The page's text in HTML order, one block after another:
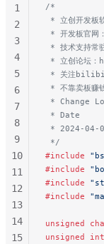
/*
* 立创开发板
* 开发板官网
* 技术支持常
* 立创论坛
* 关注bilibili
* 不靠卖板赚
* Change
* Date
* 2024-
*/
#include
#include
#include
#include
unsigned
unsigned int
1
2
3
4
5
6
7
8
9
10
11
12
13
14
15